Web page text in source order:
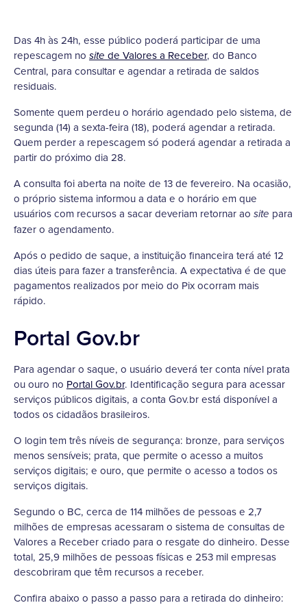
Das 4h às 24h, esse público poderá participar de uma
repescagem no site de Valores a Receber, do Banco
Central, para consultar e agendar a retirada de saldos
residuais.
Somente quem perdeu o horário agendado pelo sistema, de
segunda (14) a sexta-feira (18), poderá agendar a retirada.
Quem perder a repescagem só poderá agendar a retirada a
partir do próximo dia 28.
A consulta foi aberta na noite de 13 de fevereiro. Na ocasião,
o próprio sistema informou a data e o horário em que
usuários com recursos a sacar deveriam retornar ao site para
fazer o agendamento.
Após o pedido de saque, a instituição financeira terá até 12
dias úteis para fazer a transferência. A expectativa é de que
pagamentos realizados por meio do Pix ocorram mais
rápido.
Portal Gov.br
Para agendar o saque, o usuário deverá ter conta nível prata
ou ouro no Portal Gov.br. Identificação segura para acessar
serviços públicos digitais, a conta Gov.br está disponível a
todos os cidadãos brasileiros.
O login tem três níveis de segurança: bronze, para serviços
menos sensíveis; prata, que permite o acesso a muitos
serviços digitais; e ouro, que permite o acesso a todos os
serviços digitais.
Segundo o BC, cerca de 114 milhões de pessoas e 2,7
milhões de empresas acessaram o sistema de consultas de
Valores a Receber criado para o resgate do dinheiro. Desse
total, 25,9 milhões de pessoas físicas e 253 mil empresas
descobriram que têm recursos a receber.
Confira abaixo o passo a passo para a retirada do dinheiro: